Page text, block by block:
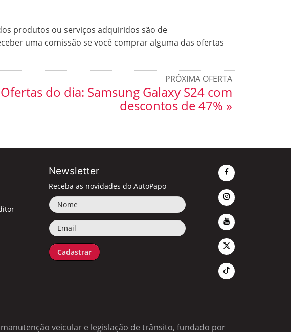
produtos ou serviços adquiridos são de
uma comissão se você comprar alguma das ofertas
PRÓXIMA OFERTA
Ofertas do dia: Samsung Galaxy S24 com
descontos de 47% »
Newsletter
Receba as novidades do AutoPapo
Nome
Email
Cadastrar
veicular e legislação de trânsito, fundado por